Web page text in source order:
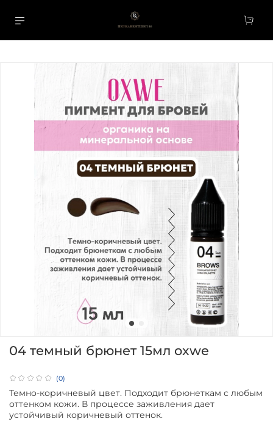
(0)
04 темный брюнет 15мл oxwe
Темно-коричневый цвет. Подходит брюнеткам с любым
оттенком кожи. В процессе заживления дает
устойчивый коричневый оттенок.